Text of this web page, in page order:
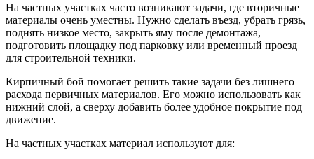
На частных участках часто возникают задачи, где вторичные
материалы очень уместны. Нужно сделать въезд, убрать грязь,
поднять низкое место, закрыть яму после демонтажа,
подготовить площадку под парковку или временный проезд
для строительной техники.
Кирпичный бой помогает решить такие задачи без лишнего
расхода первичных материалов. Его можно использовать как
нижний слой, а сверху добавить более удобное покрытие под
движение.
На частных участках материал используют для: